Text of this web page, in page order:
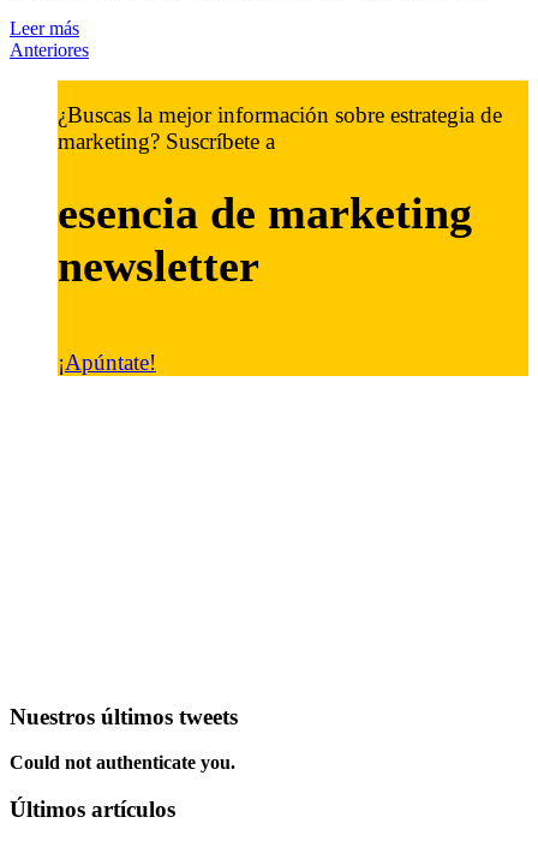
Leer más
Anteriores
¿Buscas la mejor información sobre estrategia de
marketing? Suscríbete a
esencia de marketing
newsletter
¡Apúntate!
Nuestros últimos tweets
Could not authenticate you.
Últimos artículos